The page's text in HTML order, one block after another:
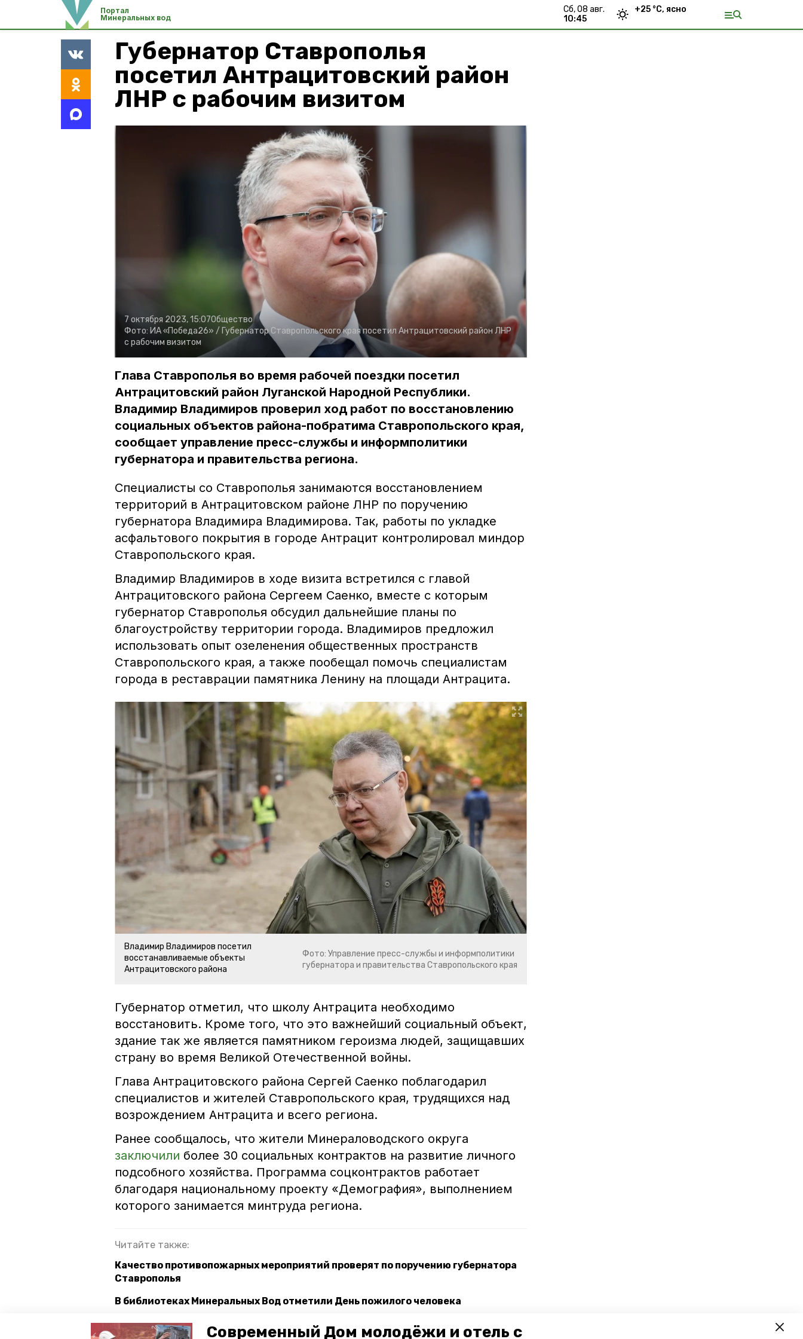
Современный Дом молодёжи и отель с
Портал
Минеральных вод
сб, 08 авг.
10:45
+25 °С, ясно
Губернатор Ставрополья
посетил Антрацитовский район
ЛНР с рабочим визитом
7 октября 2023, 15:07Общество
Фото: ИА «Победа26» / Губернатор Ставропольского края посетил Антрацитовский район ЛНР
с рабочим визитом
Глава Ставрополья во время рабочей поездки посетил
Антрацитовский район Луганской Народной Республики.
Владимир Владимиров проверил ход работ по восстановлению
социальных объектов района-побратима Ставропольского края,
сообщает управление пресс-службы и информполитики
губернатора и правительства региона.
Специалисты со Ставрополья занимаются восстановлением
территорий в Антрацитовском районе ЛНР по поручению
губернатора Владимира Владимирова. Так, работы по укладке
асфальтового покрытия в городе Антрацит контролировал миндор
Ставропольского края.
Владимир Владимиров в ходе визита встретился с главой
Антрацитовского района Сергеем Саенко, вместе с которым
губернатор Ставрополья обсудил дальнейшие планы по
благоустройству территории города. Владимиров предложил
использовать опыт озеленения общественных пространств
Ставропольского края, а также пообещал помочь специалистам
города в реставрации памятника Ленину на площади Антрацита.
Владимир Владимиров посетил
восстанавливаемые объекты
Антрацитовского района
Фото: Управление пресс-службы и информполитики
губернатора и правительства Ставропольского края
Губернатор отметил, что школу Антрацита необходимо
восстановить. Кроме того, что это важнейший социальный объект,
здание так же является памятником героизма людей, защищавших
страну во время Великой Отечественной войны.
Глава Антрацитовского района Сергей Саенко поблагодарил
специалистов и жителей Ставропольского края, трудящихся над
возрождением Антрацита и всего региона.
Ранее сообщалось, что жители Минераловодского округа
заключили более 30 социальных контрактов на развитие личного
подсобного хозяйства. Программа соцконтрактов работает
благодаря национальному проекту «Демография», выполнением
которого занимается минтруда региона.
Читайте также:
Качество противопожарных мероприятий проверят по поручению губернатора
Ставрополья
В библиотеках Минеральных Вод отметили День пожилого человека
Минеральная вода из Ставропольского края стала продуктом года